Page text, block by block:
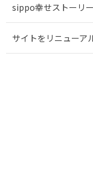
sippo幸せストーリ
サイトをリニューア